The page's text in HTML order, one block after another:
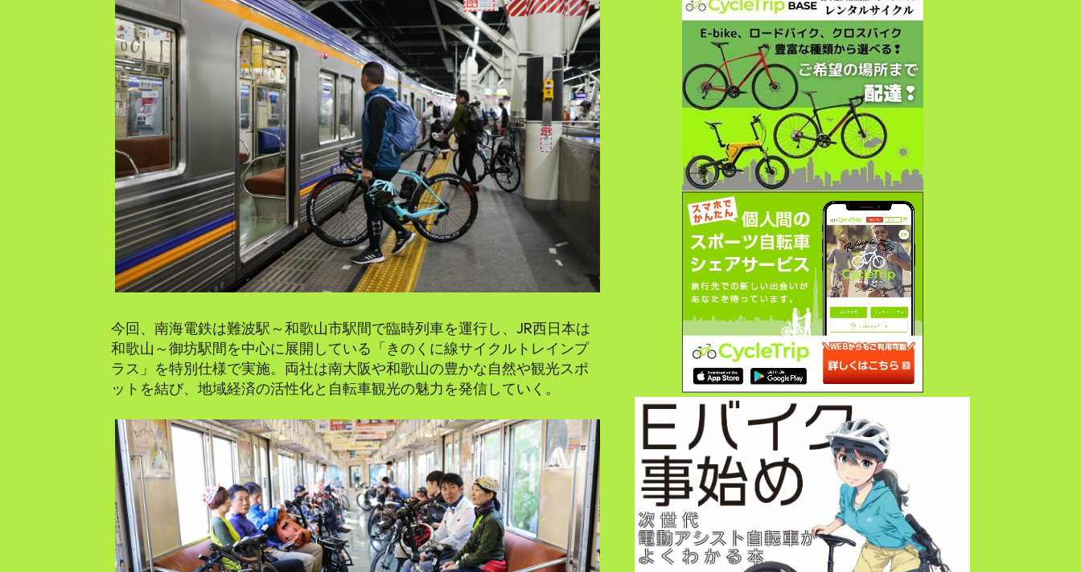
今回、南海電鉄は難波駅～和歌山市駅間で臨時列車を運行し、JR西日本は
和歌山～御坊駅間を中心に展開している「きのくに線サイクルトレインプ
ラス」を特別仕様で実施。両社は南大阪や和歌山の豊かな自然や観光スポ
ットを結び、地域経済の活性化と自転車観光の魅力を発信していく。